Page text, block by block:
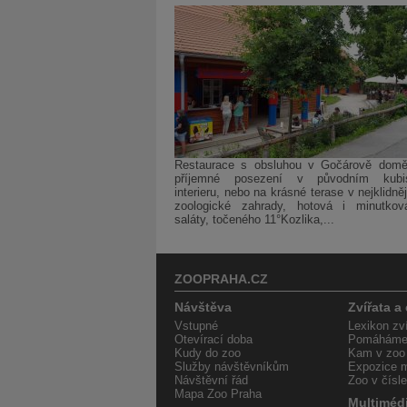
Restaurace s obsluhou v Gočárově
příjemné posezení v původním
interieru, nebo na krásné terase v
zoologické zahrady, hotová i
saláty, točeného 11°Kozlika,...
ZOOPRAHA.CZ
Návštěva
Vstupné
Otevírací doba
Kudy do zoo
Služby návštěvníkům
Návštěvní řád
Mapa Zoo Praha
Zvířata a
Lexikon
Kam v zoo
Expozice
Zoo v